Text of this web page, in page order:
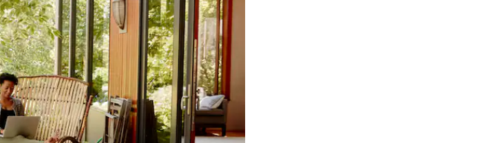
les parcourir ou en appuyant et en faisant glisser.